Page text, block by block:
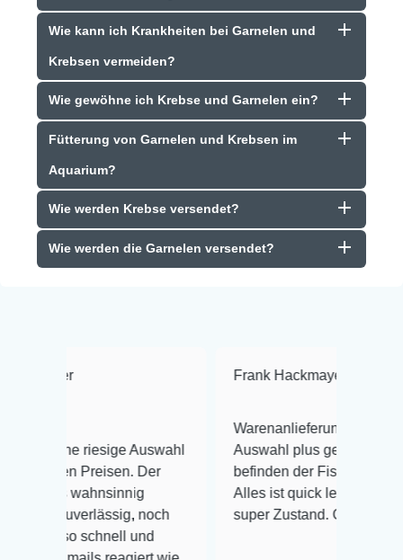
Wie kann ich Krankheiten bei Garnelen und
Krebsen vermeiden?
Wie gewöhne ich Krebse und Garnelen ein?
Fütterung von Garnelen und Krebsen im
Aquarium?
Wie werden Krebse versendet?
Wie werden die Garnelen versendet?
Auswahl
noch
Frank Hackmayer ★★★★
Warenanlieferung Top und die
Auswahl plus gesundheitliches
befinden der Fische einwandfrei.
Alles ist quick lebendig und im
super Zustand. Gerne wieder 😃